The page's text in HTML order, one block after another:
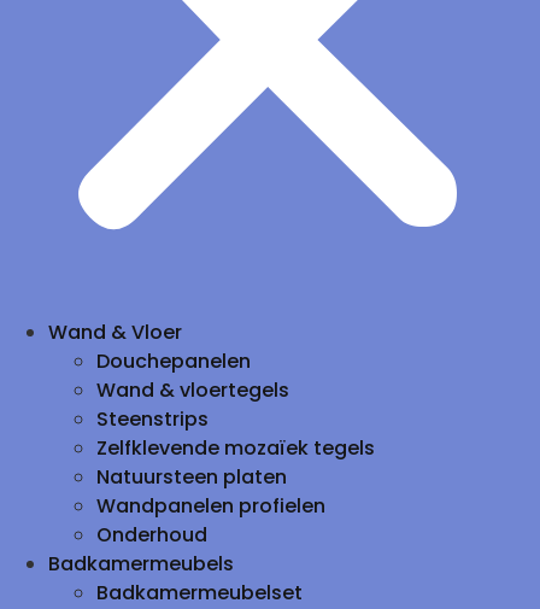
Wand & Vloer
Douchepanelen
Wand & vloertegels
Steenstrips
Zelfklevende mozaïek tegels
Natuursteen platen
Wandpanelen profielen
Onderhoud
Badkamermeubels
Badkamermeubelset